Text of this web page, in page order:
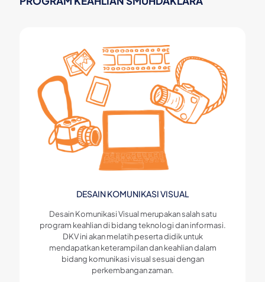
DESAIN KOMUNIKASI VISUAL
Desain Komunikasi Visual merupakan salah satu
program keahlian di bidang teknologi dan informasi.
DKV ini akan melatih peserta didik untuk
mendapatkan keterampilan dan keahlian dalam
bidang komunikasi visual sesuai dengan
perkembangan zaman.